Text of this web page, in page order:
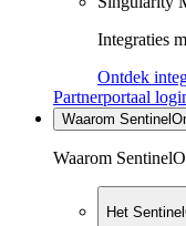
Integraties
Ontdek
Partnerportaal
Waarom
Waarom
Het